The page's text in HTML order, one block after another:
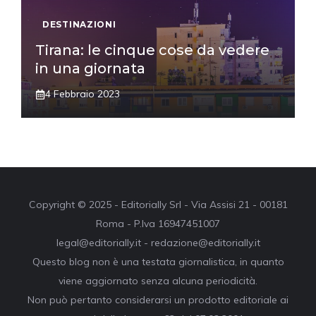
DESTINAZIONI
Tirana: le cinque cose da vedere
in una giornata
4 Febbraio 2023
Copyright © 2025 - Editorially Srl - Via Assisi 21 - 00181
Roma - P.Iva 16947451007
legal@editorially.it - redazione@editorially.it
Questo blog non è una testata giornalistica, in quanto
viene aggiornato senza alcuna periodicità.
Non può pertanto considerarsi un prodotto editoriale ai